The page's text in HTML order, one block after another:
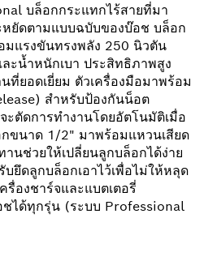
บล็อกกระแทกไร้สายที่มา
ยัดตามแบบฉบับของบ๊อช บล็อก
แรงขันทรงพลัง 250 นิวตัน
ะน้ำหนักเบา ประสิทธิภาพสูง
ที่ยอดเยี่ยม ตัวเครื่องมือมาพร้อม
สำหรับป้องกันน็อต
ะตัดการทำงานโดยอัตโนมัติเมื่อ
ขนาด 1/2" มาพร้อมแหวนเสียด
นช่วยให้เปลี่ยนลูกบล็อกได้ง่าย
ยึดลูกบล็อกเอาไว้เพื่อไม่ให้หลุด
รื่องชาร์จและแบตเตอรี่
ได้ทุกรุ่น (ระบบ Professional